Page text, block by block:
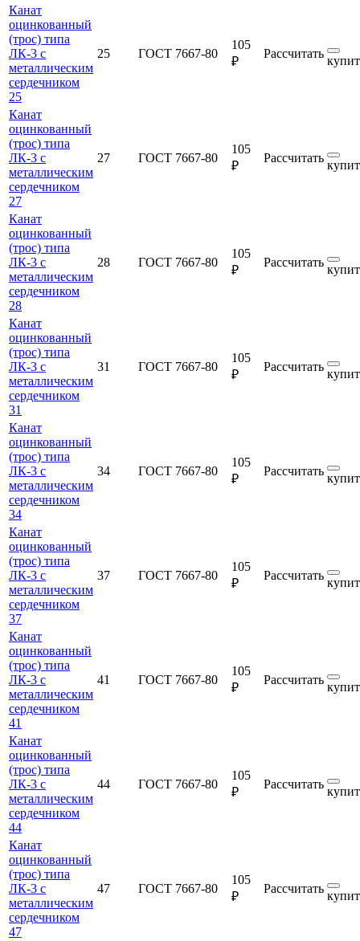
Канат
оцинкованный
(трос) типа
ЛК-3 с
металлическим
сердечником
25
25 ГОСТ 7667-80
105
₽
Рассчитать
Канат
оцинкованный
(трос) типа
ЛК-3 с
металлическим
сердечником
27
27 ГОСТ 7667-80
105
₽
Рассчитать
Канат
оцинкованный
(трос) типа
ЛК-3 с
металлическим
сердечником
28
28 ГОСТ 7667-80
105
₽
Рассчитать
Канат
оцинкованный
(трос) типа
ЛК-3 с
металлическим
сердечником
31
31 ГОСТ 7667-80
105
₽
Рассчитать
Канат
оцинкованный
(трос) типа
ЛК-3 с
металлическим
сердечником
34
34 ГОСТ 7667-80
105
₽
Рассчитать
Канат
оцинкованный
(трос) типа
ЛК-3 с
металлическим
сердечником
37
37 ГОСТ 7667-80
105
₽
Рассчитать
Канат
оцинкованный
(трос) типа
ЛК-3 с
металлическим
сердечником
41
41 ГОСТ 7667-80
105
₽
Рассчитать
Канат
оцинкованный
(трос) типа
ЛК-3 с
металлическим
сердечником
44
44 ГОСТ 7667-80
105
₽
Рассчитать
Канат
оцинкованный
(трос) типа
ЛК-3 с
металлическим
сердечником
47
47 ГОСТ 7667-80
105
₽
Рассчитать